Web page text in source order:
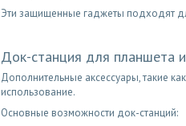
Эти защищенные гаджеты подходят
Док-станция для планшета и
Дополнительные аксессуары, такие
использование.
Основные возможности док-станций: